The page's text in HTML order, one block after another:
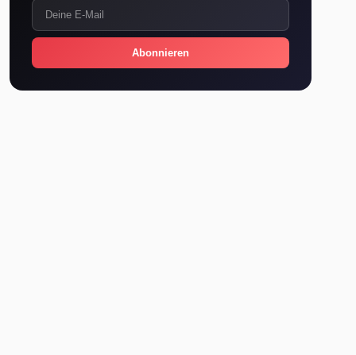
Abonnieren